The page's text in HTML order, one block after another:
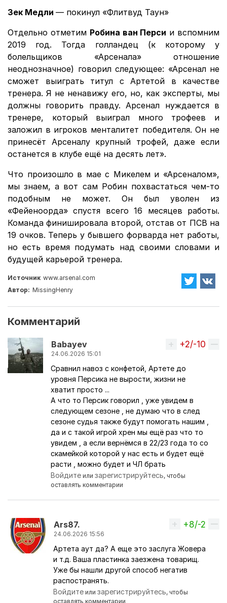
Зек Медли — покинул «Флитвуд Таун»
Отдельно отметим Робина ван Перси и вспомним
2019 год. Тогда голландец (к которому у
болельщиков «Арсенала» отношение
неоднозначное) говорил следующее: «Арсенал не
сможет выиграть титул с Артетой в качестве
тренера. Я не ненавижу его, но, как эксперты, мы
должны говорить правду. Арсенал нуждается в
тренере, который выиграл много трофеев и
заложил в игроков менталитет победителя. Он не
принесёт Арсеналу крупный трофей, даже если
останется в клубе ещё на десять лет».
Что произошло в мае с Микелем и «Арсеналом»,
мы знаем, а вот сам Робин похвастаться чем-то
подобным не может. Он был уволен из
«Фейеноорда» спустя всего 16 месяцев работы.
Команда финишировала второй, отстав от ПСВ на
19 очков. Теперь у бывшего форварда нет работы,
но есть время подумать над своими словами и
будущей карьерой тренера.
Источник www.arsenal.com
Автор: MissingHenry
Комментарий
Babayev
24.06.2026 15:01
Вверх
+2/-10
Сравнил навоз с конфетой, Артете до
уровня Персика не вырости, жизни не
хватит просто ...
А что то Персик говорил , уже увидем в
следующем сезоне , не думаю что в след
сезоне судья также будут помогать нашим ,
да и с такой игрой хрен мы ещё раз что то
увидем , а если вернёмся в 22/23 года то со
скамейкой которой у нас есть и будет ещё
расти , можно будет и ЧЛ брать
Войдите илизарегистрируйтесь, чтобы
оставлять комментарии
Ars87.
24.06.2026 15:56
Ответ на комментарий пользователяBabayev
Вверх
+8/-2
Артета аут да? А еще это заслуга Жовера
и т.д. Ваша пластинка заезжена товарищ.
Уже бы нашли другой способ негатив
распостранять.
Войдите илизарегистрируйтесь, чтобы
оставлять комментарии